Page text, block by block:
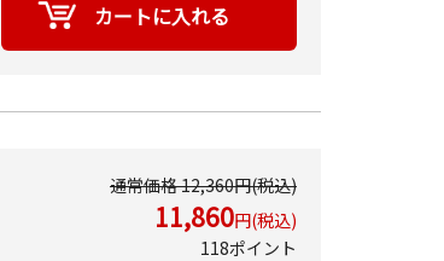
通常価格 12,360円(税込)
11,860円(税込)
118ポイント